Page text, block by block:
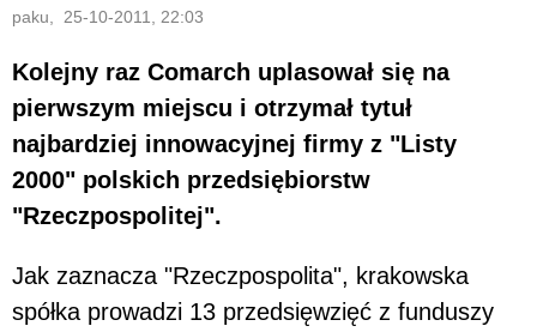
paku, 25-10-2011, 22:03
Kolejny raz Comarch uplasował się na
pierwszym miejscu i otrzymał tytuł
najbardziej innowacyjnej firmy z "Listy
2000" polskich przedsiębiorstw
"Rzeczpospolitej".
Jak zaznacza "Rzeczpospolita", krakowska
spółka prowadzi 13 przedsięwzięć z funduszy